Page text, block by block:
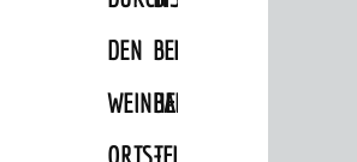
DEN
WEINHEIMER
ORTSTEIL
BELLER-
BAD
-